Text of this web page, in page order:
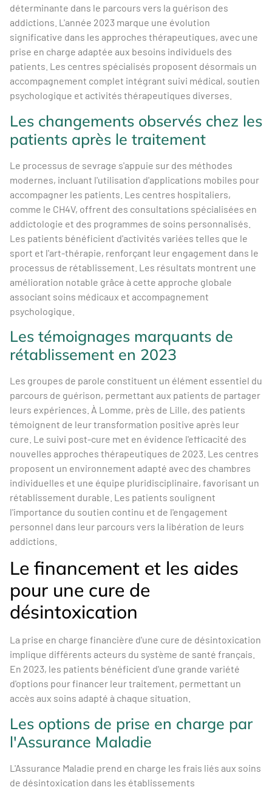
déterminante dans le parcours vers la guérison des
addictions. L'année 2023 marque une évolution
significative dans les approches thérapeutiques, avec une
prise en charge adaptée aux besoins individuels des
patients. Les centres spécialisés proposent désormais un
accompagnement complet intégrant suivi médical, soutien
psychologique et activités thérapeutiques diverses.
Les changements observés chez les
patients après le traitement
Le processus de sevrage s'appuie sur des méthodes
modernes, incluant l'utilisation d'applications mobiles pour
accompagner les patients. Les centres hospitaliers,
comme le CH4V, offrent des consultations spécialisées en
addictologie et des programmes de soins personnalisés.
Les patients bénéficient d'activités variées telles que le
sport et l'art-thérapie, renforçant leur engagement dans le
processus de rétablissement. Les résultats montrent une
amélioration notable grâce à cette approche globale
associant soins médicaux et accompagnement
psychologique.
Les témoignages marquants de
rétablissement en 2023
Les groupes de parole constituent un élément essentiel du
parcours de guérison, permettant aux patients de partager
leurs expériences. À Lomme, près de Lille, des patients
témoignent de leur transformation positive après leur
cure. Le suivi post-cure met en évidence l'efficacité des
nouvelles approches thérapeutiques de 2023. Les centres
proposent un environnement adapté avec des chambres
individuelles et une équipe pluridisciplinaire, favorisant un
rétablissement durable. Les patients soulignent
l'importance du soutien continu et de l'engagement
personnel dans leur parcours vers la libération de leurs
addictions.
Le financement et les aides
pour une cure de
désintoxication
La prise en charge financière d'une cure de désintoxication
implique différents acteurs du système de santé français.
En 2023, les patients bénéficient d'une grande variété
d'options pour financer leur traitement, permettant un
accès aux soins adapté à chaque situation.
Les options de prise en charge par
l'Assurance Maladie
L'Assurance Maladie prend en charge les frais liés aux soins
de désintoxication dans les établissements